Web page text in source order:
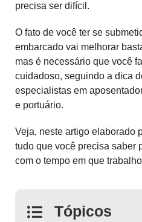
precisa ser difícil.
O fato de você ter se
embarcado vai melhorar
mas é necessário que você
cuidadoso, seguindo a dica
especialistas em
e portuário.
Veja, neste artigo elaborado
tudo que você precisa saber
com o tempo em que
Tópicos